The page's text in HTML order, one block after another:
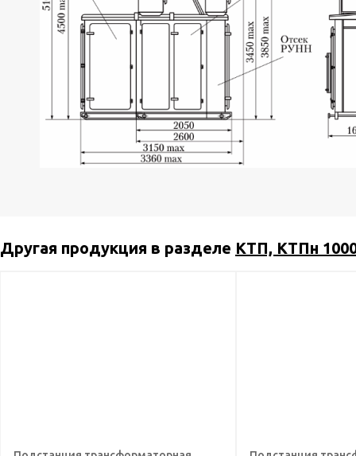
Другая продукция в разделе КТП, КТПн